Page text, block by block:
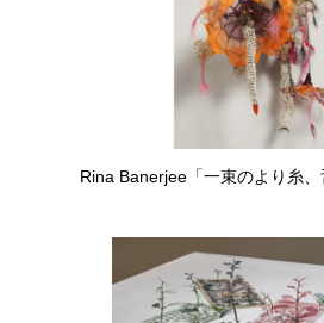
Rina Banerjee「一束のより糸、